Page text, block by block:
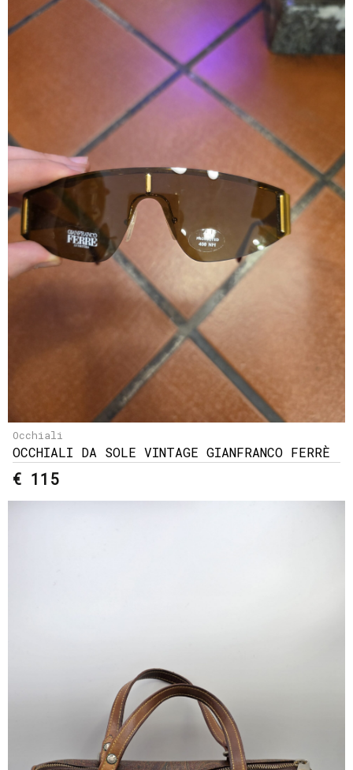
Occhiali
OCCHIALI DA SOLE VINTAGE GIANFRANCO FERRÈ
€ 115